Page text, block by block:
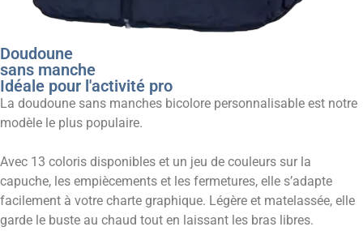
Doudoune
sans manche
Idéale pour l'activité pro
La doudoune sans manches bicolore personnalisable est notre
modèle le plus populaire.
Avec 13 coloris disponibles et un jeu de couleurs sur la
capuche, les empiècements et les fermetures, elle s’adapte
facilement à votre charte graphique. Légère et matelassée, elle
garde le buste au chaud tout en laissant les bras libres.